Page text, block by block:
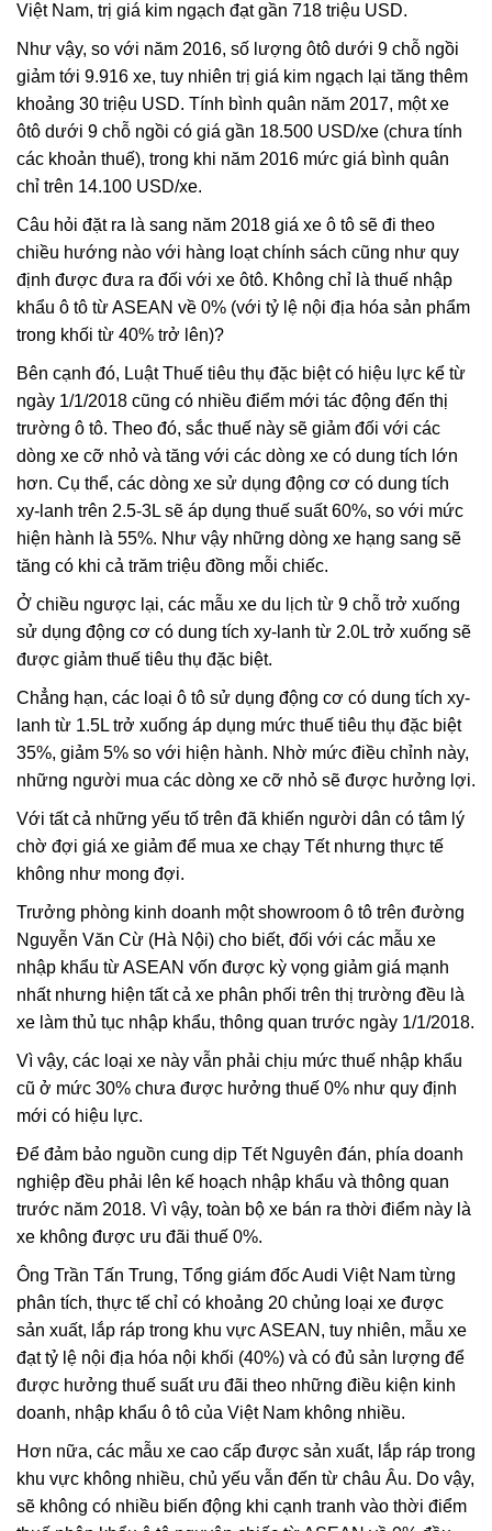
Việt Nam, trị giá kim ngạch đạt gần 718 triệu USD.
Như vậy, so với năm 2016, số lượng ôtô dưới 9 chỗ ngồi
giảm tới 9.916 xe, tuy nhiên trị giá kim ngạch lại tăng thêm
khoảng 30 triệu USD. Tính bình quân năm 2017, một xe
ôtô dưới 9 chỗ ngồi có giá gần 18.500 USD/xe (chưa tính
các khoản thuế), trong khi năm 2016 mức giá bình quân
chỉ trên 14.100 USD/xe.
Câu hỏi đặt ra là sang năm 2018 giá xe ô tô sẽ đi theo
chiều hướng nào với hàng loạt chính sách cũng như quy
định được đưa ra đối với xe ôtô. Không chỉ là thuế nhập
khẩu ô tô từ ASEAN về 0% (với tỷ lệ nội địa hóa sản phẩm
trong khối từ 40% trở lên)?
Bên cạnh đó, Luật Thuế tiêu thụ đặc biệt có hiệu lực kể từ
ngày 1/1/2018 cũng có nhiều điểm mới tác động đến thị
trường ô tô. Theo đó, sắc thuế này sẽ giảm đối với các
dòng xe cỡ nhỏ và tăng với các dòng xe có dung tích lớn
hơn. Cụ thể, các dòng xe sử dụng động cơ có dung tích
xy-lanh trên 2.5-3L sẽ áp dụng thuế suất 60%, so với mức
hiện hành là 55%. Như vậy những dòng xe hạng sang sẽ
tăng có khi cả trăm triệu đồng mỗi chiếc.
Ở chiều ngược lại, các mẫu xe du lịch từ 9 chỗ trở xuống
sử dụng động cơ có dung tích xy-lanh từ 2.0L trở xuống sẽ
được giảm thuế tiêu thụ đặc biệt.
Chẳng hạn, các loại ô tô sử dụng động cơ có dung tích xy-
lanh từ 1.5L trở xuống áp dụng mức thuế tiêu thụ đặc biệt
35%, giảm 5% so với hiện hành. Nhờ mức điều chỉnh này,
những người mua các dòng xe cỡ nhỏ sẽ được hưởng lợi.
Với tất cả những yếu tố trên đã khiến người dân có tâm lý
chờ đợi giá xe giảm để mua xe chạy Tết nhưng thực tế
không như mong đợi.
Trưởng phòng kinh doanh một showroom ô tô trên đường
Nguyễn Văn Cừ (Hà Nội) cho biết, đối với các mẫu xe
nhập khẩu từ ASEAN vốn được kỳ vọng giảm giá mạnh
nhất nhưng hiện tất cả xe phân phối trên thị trường đều là
xe làm thủ tục nhập khẩu, thông quan trước ngày 1/1/2018.
Vì vậy, các loại xe này vẫn phải chịu mức thuế nhập khẩu
cũ ở mức 30% chưa được hưởng thuế 0% như quy định
mới có hiệu lực.
Để đảm bảo nguồn cung dịp Tết Nguyên đán, phía doanh
nghiệp đều phải lên kế hoạch nhập khẩu và thông quan
trước năm 2018. Vì vậy, toàn bộ xe bán ra thời điểm này là
xe không được ưu đãi thuế 0%.
Ông Trần Tấn Trung, Tổng giám đốc Audi Việt Nam từng
phân tích, thực tế chỉ có khoảng 20 chủng loại xe được
sản xuất, lắp ráp trong khu vực ASEAN, tuy nhiên, mẫu xe
đạt tỷ lệ nội địa hóa nội khối (40%) và có đủ sản lượng để
được hưởng thuế suất ưu đãi theo những điều kiện kinh
doanh, nhập khẩu ô tô của Việt Nam không nhiều.
Hơn nữa, các mẫu xe cao cấp được sản xuất, lắp ráp trong
khu vực không nhiều, chủ yếu vẫn đến từ châu Âu. Do vậy,
sẽ không có nhiều biến động khi cạnh tranh vào thời điểm